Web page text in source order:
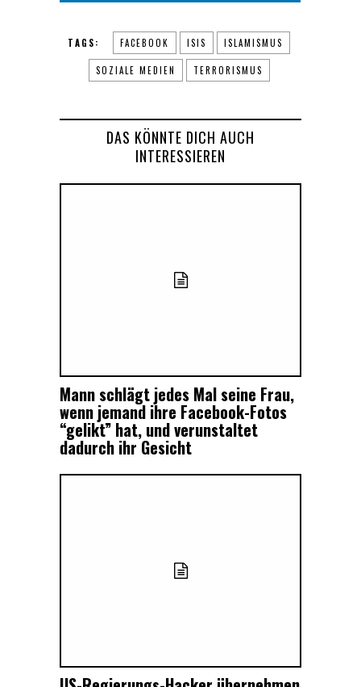
TAGS: FACEBOOK ISIS ISLAMISMUS
SOZIALE MEDIEN TERRORISMUS
DAS KÖNNTE DICH AUCH
INTERESSIEREN
Mann schlägt jedes Mal seine Frau,
wenn jemand ihre Facebook-Fotos
“gelikt” hat, und verunstaltet
dadurch ihr Gesicht